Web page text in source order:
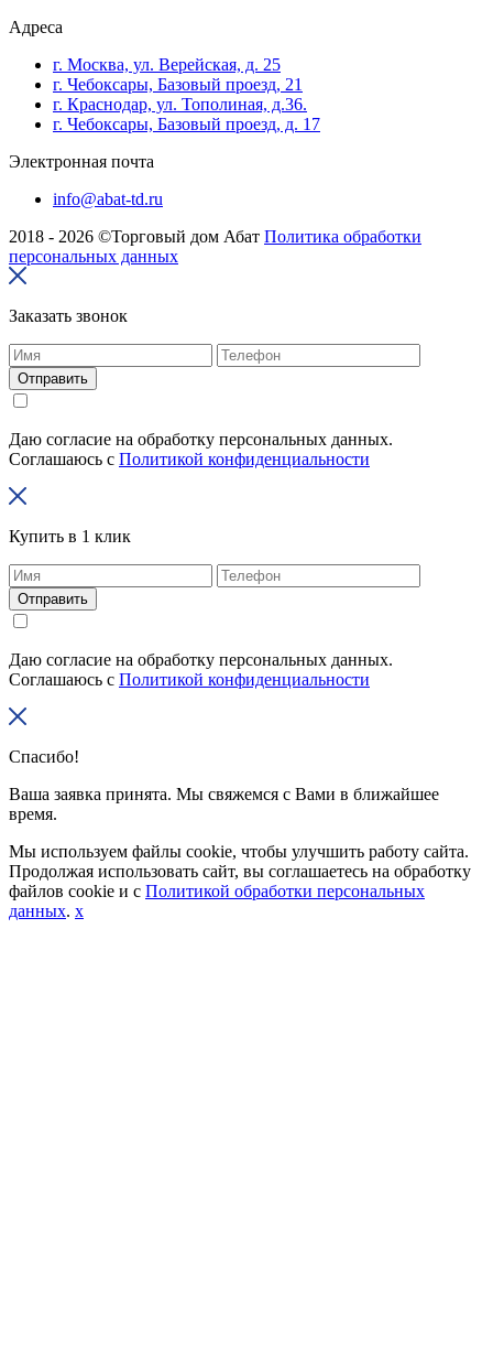
Адреса
г. Москва, ул. Верейская, д. 25
г. Чебоксары, Базовый проезд, 21
г. Краснодар, ул. Тополиная, д.36.
г. Чебоксары, Базовый проезд, д. 17
Электронная почта
info@abat-td.ru
2018 - 2026 ©Торговый дом Абат Политика обработки
персональных данных
Заказать звонок
Отправить
Даю согласие на обработку персональных данных.
Соглашаюсь с Политикой конфиденциальности
Купить в 1 клик
Отправить
Даю согласие на обработку персональных данных.
Соглашаюсь с Политикой конфиденциальности
Спасибо!
Ваша заявка принята. Мы свяжемся с Вами в ближайшее
время.
Мы используем файлы cookie, чтобы улучшить работу сайта.
Продолжая использовать сайт, вы соглашаетесь на обработку
файлов cookie и с Политикой обработки персональных
данных. x